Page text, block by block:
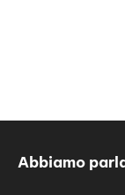
Abbiamo